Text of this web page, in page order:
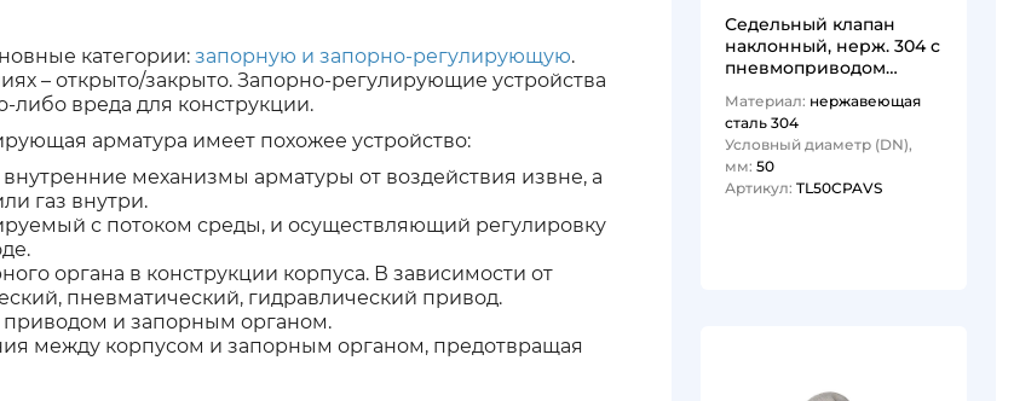
категории: запорную и запорно-регулирующую.
– открыто/закрыто. Запорно-регулирующие устройства
либо вреда для конструкции.
арматура имеет похожее устройство:
механизмы арматуры от воздействия извне, а
газ внутри.
с потоком среды, и осуществляющий регулировку
органа в конструкции корпуса. В зависимости от
пневматический, гидравлический привод.
и запорным органом.
между корпусом и запорным органом, предотвращая
Седельный клапан
наклонный, нерж. 304 с
пневмоприводом
TL50CPAVS TITAN…
Материал: нержавеющая
сталь 304
Условный диаметр (DN),
мм: 50
Артикул: TL50CPAVS